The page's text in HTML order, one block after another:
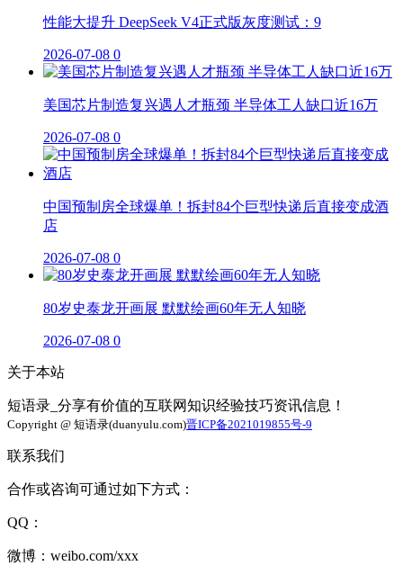
性能大提升 DeepSeek V4正式版灰度测试：9
2026-07-08 0
美国芯片制造复兴遇人才瓶颈 半导体工人缺口近16万
2026-07-08 0
中国预制房全球爆单！拆封84个巨型快递后直接变成酒
店
2026-07-08 0
80岁史泰龙开画展 默默绘画60年无人知晓
2026-07-08 0
关于本站
短语录_分享有价值的互联网知识经验技巧资讯信息！
Copyright @ 短语录(duanyulu.com)晋ICP备2021019855号-9
联系我们
合作或咨询可通过如下方式：
QQ：
微博：weibo.com/xxx